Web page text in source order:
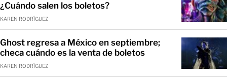
¿Cuándo salen los boletos?
KAREN RODRÍGUEZ
Ghost regresa a México en septiembre;
checa cuándo es la venta de boletos
KAREN RODRÍGUEZ